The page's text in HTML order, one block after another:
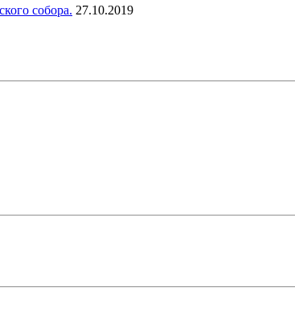
собора. 27.10.2019